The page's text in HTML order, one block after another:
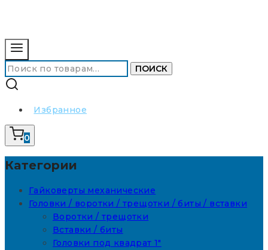
Искать: ПОИСК
Избранное
0
Категории
Гайковерты механические
Головки / воротки / трещотки / биты / вставки
Воротки / трещотки
Вставки / биты
Головки под квадрат 1"